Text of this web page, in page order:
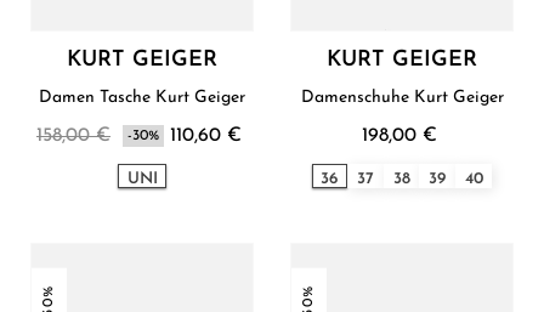
KURT GEIGER
Damen Tasche Kurt Geiger
158,00 € -30% 110,60 €
UNI
KURT GEIGER
Damenschuhe Kurt Geiger
198,00 €
36 37 38 39 40
-30% -30%